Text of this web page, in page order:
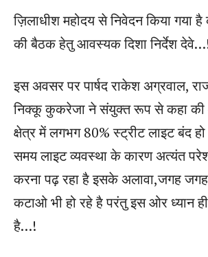
ज़िलाधीश महोदय से निवेदन किया गया है
की बैठक हेतु आवस्यक दिशा निर्देश
इस अवसर पर पार्षद राकेश अग्रवाल,
निक्कू कुकरेजा ने संयुक्त रूप से कहा की –
क्षेत्र में लगभग 80% स्ट्रीट लाइट बंद
समय लाइट व्यवस्था के कारण अत्यंत
करना पढ़ रहा है इसके अलावा,जगह
कटाओ भी हो रहे है परंतु इस ओर ध्यान ही
है…!